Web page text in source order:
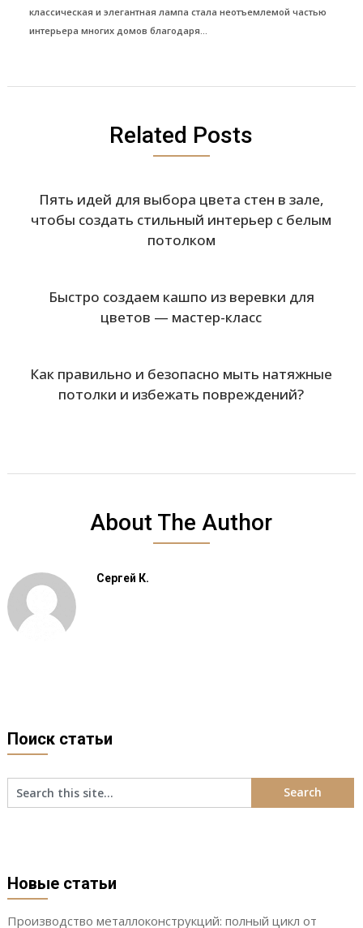
классическая и элегантная лампа стала неотъемлемой частью
интерьера многих домов благодаря...
Related Posts
Пять идей для выбора цвета стен в зале,
чтобы создать стильный интерьер с белым
потолком
Быстро создаем кашпо из веревки для
цветов — мастер-класс
Как правильно и безопасно мыть натяжные
потолки и избежать повреждений?
About The Author
Сергей К.
Поиск статьи
Новые статьи
Производство металлоконструкций: полный цикл от